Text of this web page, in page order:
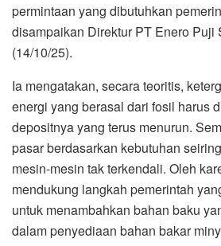
permintaan yang dibutuhkan
disampaikan Direktur PT Enero Puji
(14/10/25).
Ia mengatakan, secara teoritis,
energi yang berasal dari fosil harus
depositnya yang terus menurun.
pasar berdasarkan kebutuhan
mesin-mesin tak terkendali. Oleh
mendukung langkah pemerintah
untuk menambahkan bahan baku
dalam penyediaan bahan bakar